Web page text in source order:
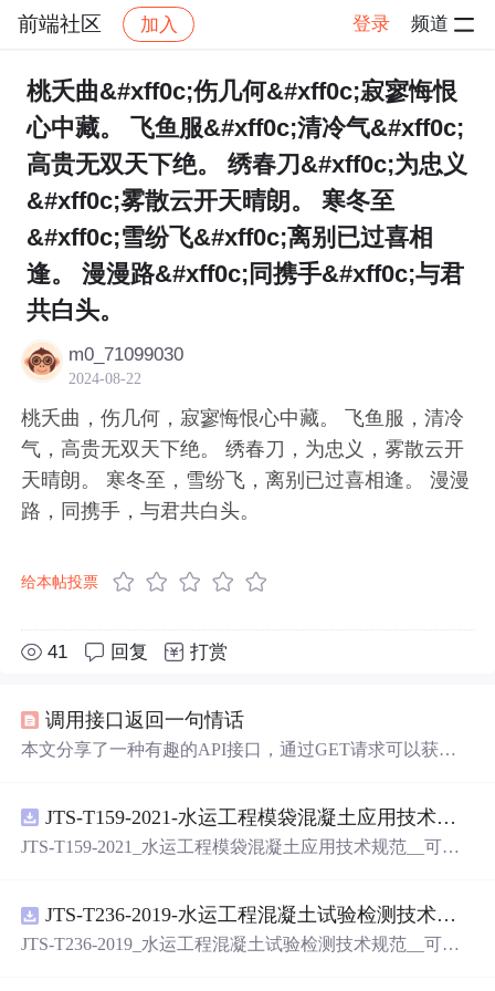
前端社区 加入 登录 频道
社区 前端社区 感慨 帖子详情
桃夭曲&#xff0c;伤几何&#xff0c;寂寥悔恨
心中藏。 飞鱼服&#xff0c;清冷气&#xff0c;
高贵无双天下绝。 绣春刀&#xff0c;为忠义
&#xff0c;雾散云开天晴朗。 寒冬至
&#xff0c;雪纷飞&#xff0c;离别已过喜相
逢。 漫漫路&#xff0c;同携手&#xff0c;与君
共白头。
m0_71099030
2024-08-22
桃夭曲，伤几何，寂寥悔恨心中藏。 飞鱼服，清冷
气，高贵无双天下绝。 绣春刀，为忠义，雾散云开
天晴朗。 寒冬至，雪纷飞，离别已过喜相逢。 漫漫
路，同携手，与君共白头。
给本帖投票
41 回复 打赏
调用接口返回一句情话
本文分享了一种有趣的API接口，通过GET请求可以获取
JTS-T159-2021-水运工程模袋混凝土应用技术规范-可搜索.pdf
JTS-T159-2021_水运工程模袋混凝土应用技术规范__可搜
JTS-T236-2019-水运工程混凝土试验检测技术规范-可搜索.pdf
JTS-T236-2019_水运工程混凝土试验检测技术规范__可搜